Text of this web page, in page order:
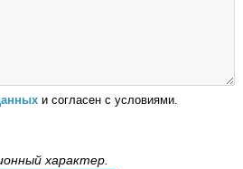
и согласен с условиями.
характер.